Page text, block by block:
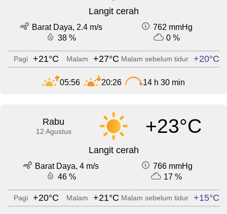
Langit cerah
Barat Daya, 2.4 m/s
762 mmHg
38 %
0 %
Pagi +21°C Malam +27°C Malam sebelum tidur +20°C
05:56 20:26 14 h 30 min
Rabu
12 Agustus +23°C
Langit cerah
Barat Daya, 4 m/s
766 mmHg
46 %
17 %
Pagi +20°C Malam +21°C Malam sebelum tidur +15°C